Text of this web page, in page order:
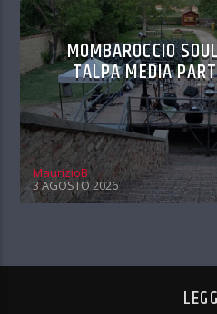
MOMBAROCCIO
TALPA MEDIA
MaurizioB
3 AGOSTO 2026